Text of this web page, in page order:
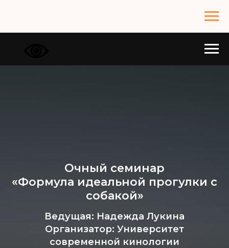
Очный семинар
«Формула идеальной прогулки с
собакой»
Ведущая: Надежда Лукина
Организатор: Университет
современной кинологии